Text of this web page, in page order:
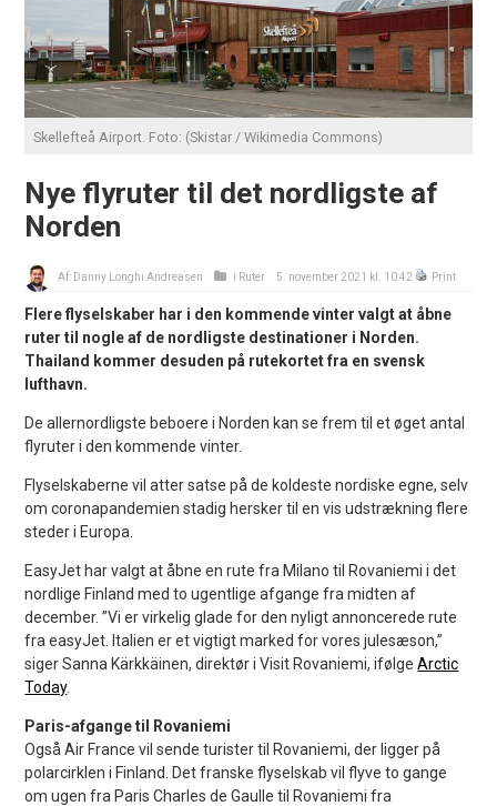
Skellefteå Airport. Foto: (Skistar / Wikimedia Commons)
Nye flyruter til det nordligste af
Norden
Af: Danny Longhi Andreasen i Ruter 5. november 2021 kl. 10:42 Print
Flere flyselskaber har i den kommende vinter valgt at åbne
ruter til nogle af de nordligste destinationer i Norden.
Thailand kommer desuden på rutekortet fra en svensk
lufthavn.
De allernordligste beboere i Norden kan se frem til et øget antal
flyruter i den kommende vinter.
Flyselskaberne vil atter satse på de koldeste nordiske egne, selv
om coronapandemien stadig hersker til en vis udstrækning flere
steder i Europa.
EasyJet har valgt at åbne en rute fra Milano til Rovaniemi i det
nordlige Finland med to ugentlige afgange fra midten af
december. ”Vi er virkelig glade for den nyligt annoncerede rute
fra easyJet. Italien er et vigtigt marked for vores julesæson,”
siger Sanna Kärkkäinen, direktør i Visit Rovaniemi, ifølgeArctic
Today.
Paris-afgange til Rovaniemi
Også Air France vil sende turister til Rovaniemi, der ligger på
polarcirklen i Finland. Det franske flyselskab vil flyve to gange
om ugen fra Paris Charles de Gaulle til Rovaniemi fra